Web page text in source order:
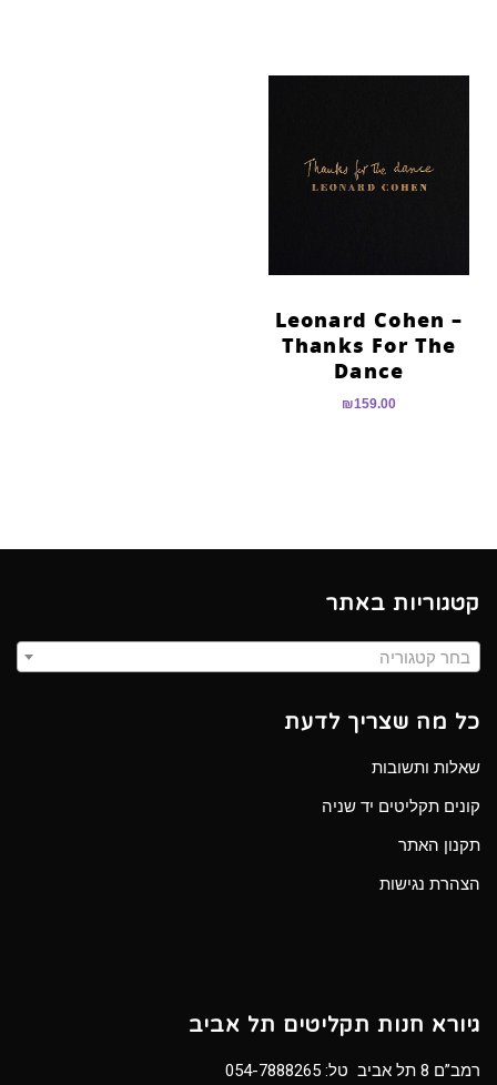
Leonard Cohen –
Thanks For The
Dance
₪159.00
קטגוריות באתר
בחר קטגוריה
כל מה שצריך לדעת
שאלות ותשובות
קונים תקליטים יד שניה
תקנון האתר
הצהרת נגישות
גיורא חנות תקליטים תל אביב
רמב”ם 8 תל אביב טל: 054-7888265